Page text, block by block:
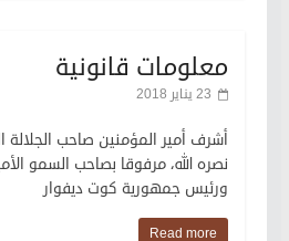
معلومات قانونية
23 يناير 2018
أشرف أمير المؤمنين صاحب
نصره الله، مرفوقا بصاحب السمو
ورئيس جمهورية كوت ديفوار
Read more